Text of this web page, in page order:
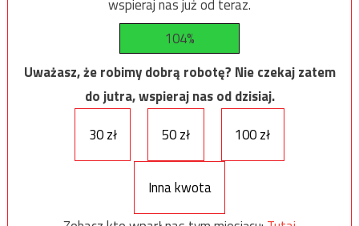
wspieraj nas już od teraz.
104%
Uważasz, że robimy dobrą robotę? Nie czekaj zatem
do jutra, wspieraj nas od dzisiaj.
30 zł
50 zł 100 zł
Inna kwota